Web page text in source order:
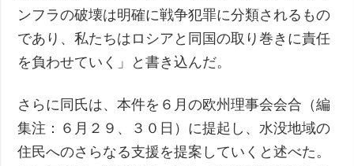
ンフラの破壊は明確に戦争犯罪に分類されるもの
であり、私たちはロシアと同国の取り巻きに責任
を負わせていく」と書き込んだ。
さらに同氏は、本件を６月の欧州理事会会合（編
集注：６月２９、３０日）に提起し、水没地域の
住民へのさらなる支援を提案していくと述べた。